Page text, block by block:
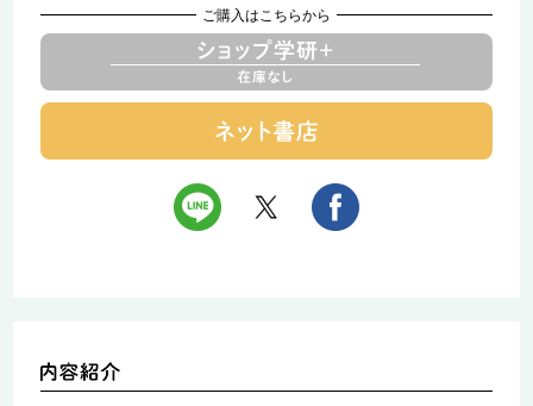
ご購入はこちらから